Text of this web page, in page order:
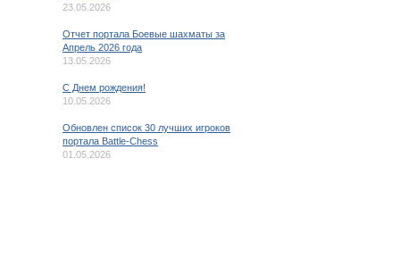
23.05.2026
Отчет портала Боевые шахматы за
Апрель 2026 года
13.05.2026
C Днем рождения!
10.05.2026
Обновлен список 30 лучших игроков
портала Battle-Chess
01.05.2026